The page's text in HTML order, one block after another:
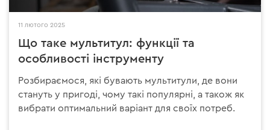
11 лютого 2025
Що таке мультитул: функції та
особливості інструменту
Розбираємося, які бувають мультитули, де вони
стануть у пригоді, чому такі популярні, а також як
вибрати оптимальний варіант для своїх потреб.